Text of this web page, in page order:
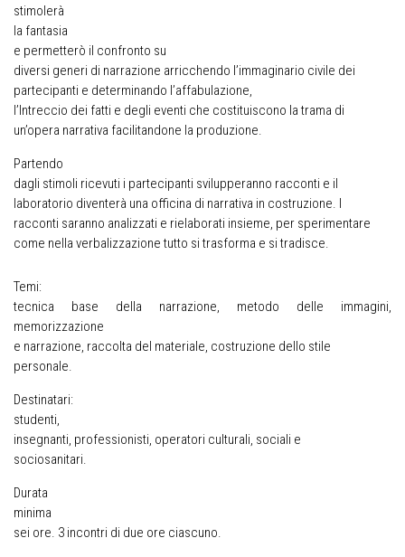
stimolerà
la fantasia
e permetterò il confronto su
diversi generi di narrazione arricchendo l’immaginario civile dei
partecipanti e determinando l’affabulazione,
l’Intreccio dei fatti e degli eventi che costituiscono la trama di
un’opera narrativa facilitandone la produzione.
Partendo
dagli stimoli ricevuti i partecipanti svilupperanno racconti e il
laboratorio diventerà una officina di narrativa in costruzione. I
racconti saranno analizzati e rielaborati insieme, per sperimentare
come nella verbalizzazione tutto si trasforma e si tradisce.
Temi:
tecnica base della narrazione, metodo delle immagini,
memorizzazione
e narrazione, raccolta del materiale, costruzione dello stile
personale.
Destinatari:
studenti,
insegnanti, professionisti, operatori culturali, sociali e
sociosanitari.
Durata
minima
sei ore. 3 incontri di due ore ciascuno.